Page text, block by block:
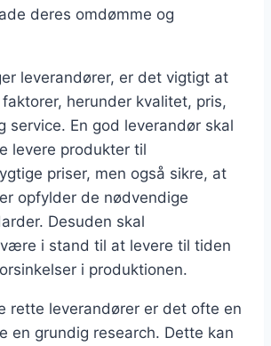
deres omdømme og
leverandører, er det vigtigt at
herunder kvalitet, pris,
service. En god leverandør skal
levere produkter til
priser, men også sikre, at
opfylder de nødvendige
Desuden skal
i stand til at levere til tiden
i produktionen.
rette leverandører er det ofte en
en grundig research. Dette kan